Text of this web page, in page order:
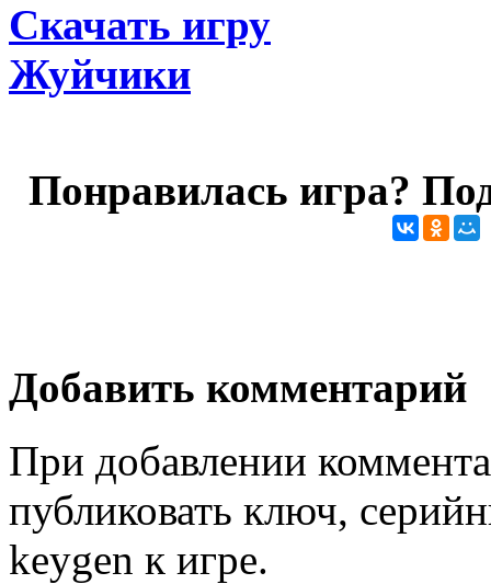
Скачать игру
Жуйчики
Понравилась игра?
Добавить комментарий
При добавлении
публиковать ключ,
keygen к игре.